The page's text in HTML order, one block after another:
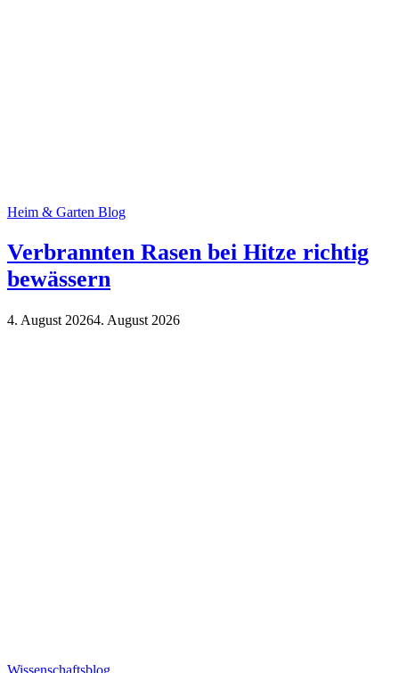
Heim & Garten Blog
Verbrannten Rasen bei Hitze richtig
bewässern
4. August 20264. August 2026
Wissenschaftsblog